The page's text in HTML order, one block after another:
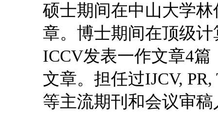
硕士期间在中山大学
章。博士期间在顶级
ICCV发表一作文章4
文章。担任过IJCV, PR,
等主流期刊和会议审稿